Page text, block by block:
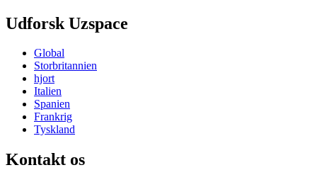
Udforsk Uzspace
Global
Storbritannien
hjort
Italien
Spanien
Frankrig
Tyskland
Kontakt os